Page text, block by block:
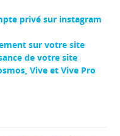
privé sur instagram
sur votre site
de votre site
Vive et Vive Pro